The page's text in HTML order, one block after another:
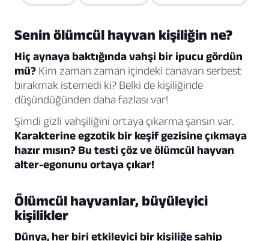
Senin ölümcül hayvan kişiliğin ne?
Hiç aynaya baktığında vahşi bir ipucu gördün
mü? Kim zaman zaman içindeki canavarı serbest
bırakmak istemedi ki? Belki de kişiliğinde
düşündüğünden daha fazlası var!
Şimdi gizli vahşiliğini ortaya çıkarma şansın var.
Karakterine egzotik bir keşif gezisine çıkmaya
hazır mısın? Bu testi çöz ve ölümcül hayvan
alter-egonunu ortaya çıkar!
Ölümcül hayvanlar, büyüleyici
kişilikler
Dünya, her biri etkileyici bir kişiliğe sahip